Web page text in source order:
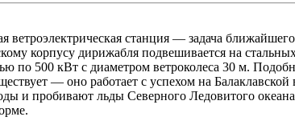
ветроэлектрическая станция — задача
корпусу дирижабля подвешивается на
по 500 кВт с диаметром ветроколеса 30 м.
— оно работает с успехом на
и пробивают льды Северного Ледовитого